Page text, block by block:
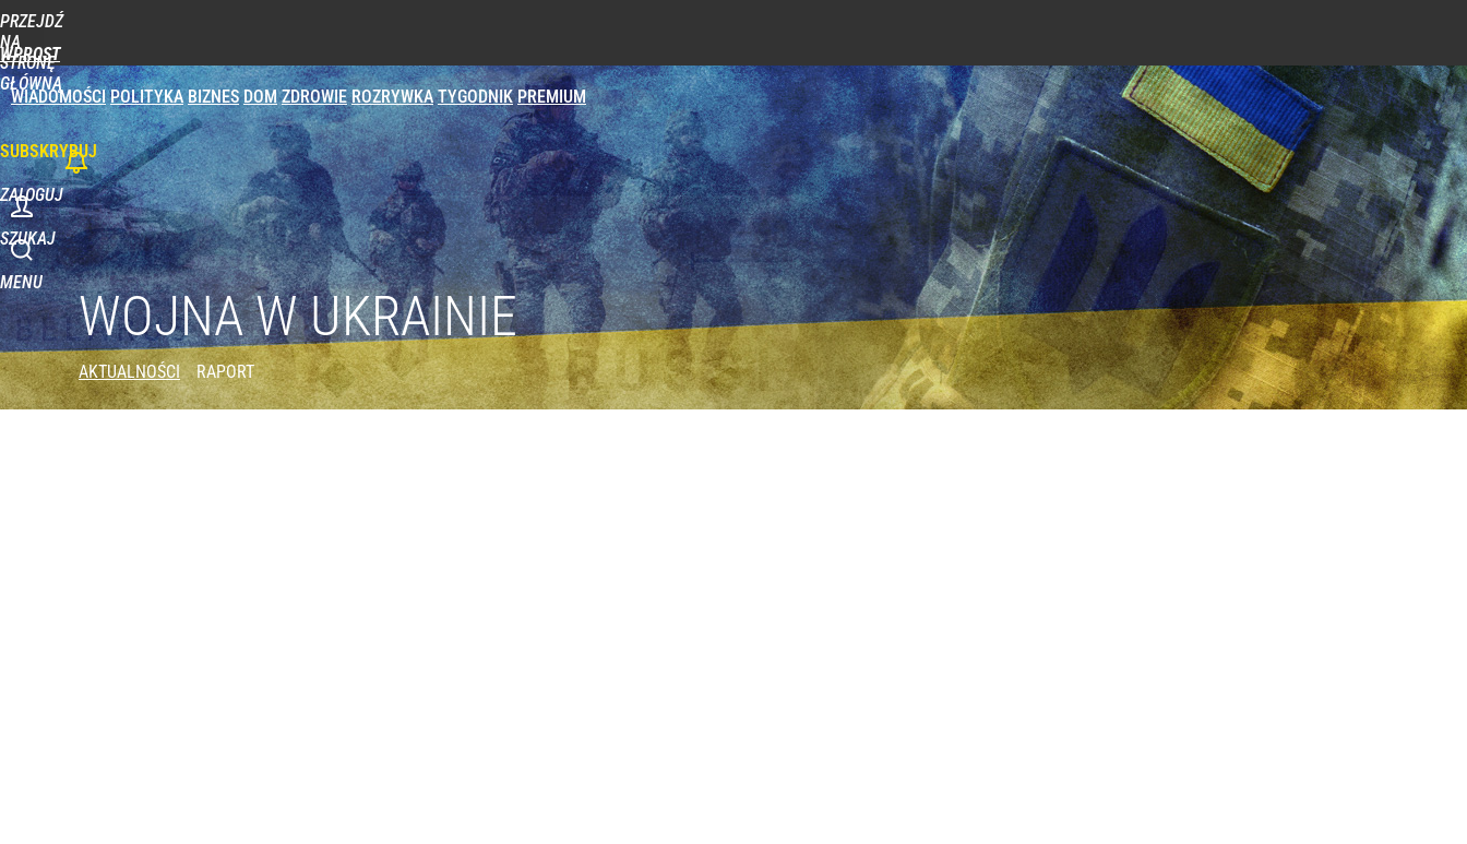
PRZEJDŹ
NA
STRONĘ
GŁÓWNĄ
WPROST
WIADOMOŚCI POLITYKA BIZNES DOM ZDROWIE ROZRYWKA TYGODNIK PREMIUM
SUBSKRYBUJ
ZALOGUJ
SZUKAJ
MENU
WOJNA W UKRAINIE
AKTUALNOŚCI RAPORT